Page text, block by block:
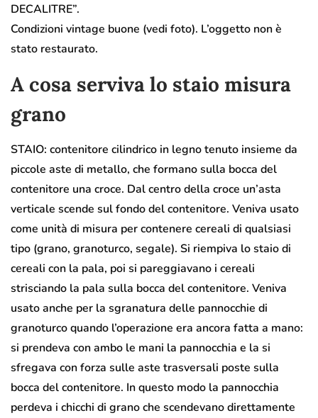
DECALITRE”.
Condizioni vintage buone (vedi foto). L’oggetto non è
stato restaurato.
A cosa serviva lo staio misura
grano
STAIO: contenitore cilindrico in legno tenuto insieme da
piccole aste di metallo, che formano sulla bocca del
contenitore una croce. Dal centro della croce un’asta
verticale scende sul fondo del contenitore. Veniva usato
come unità di misura per contenere cereali di qualsiasi
tipo (grano, granoturco, segale). Si riempiva lo staio di
cereali con la pala, poi si pareggiavano i cereali
strisciando la pala sulla bocca del contenitore. Veniva
usato anche per la sgranatura delle pannocchie di
granoturco quando l’operazione era ancora fatta a mano:
si prendeva con ambo le mani la pannocchia e la si
sfregava con forza sulle aste trasversali poste sulla
bocca del contenitore. In questo modo la pannocchia
perdeva i chicchi di grano che scendevano direttamente